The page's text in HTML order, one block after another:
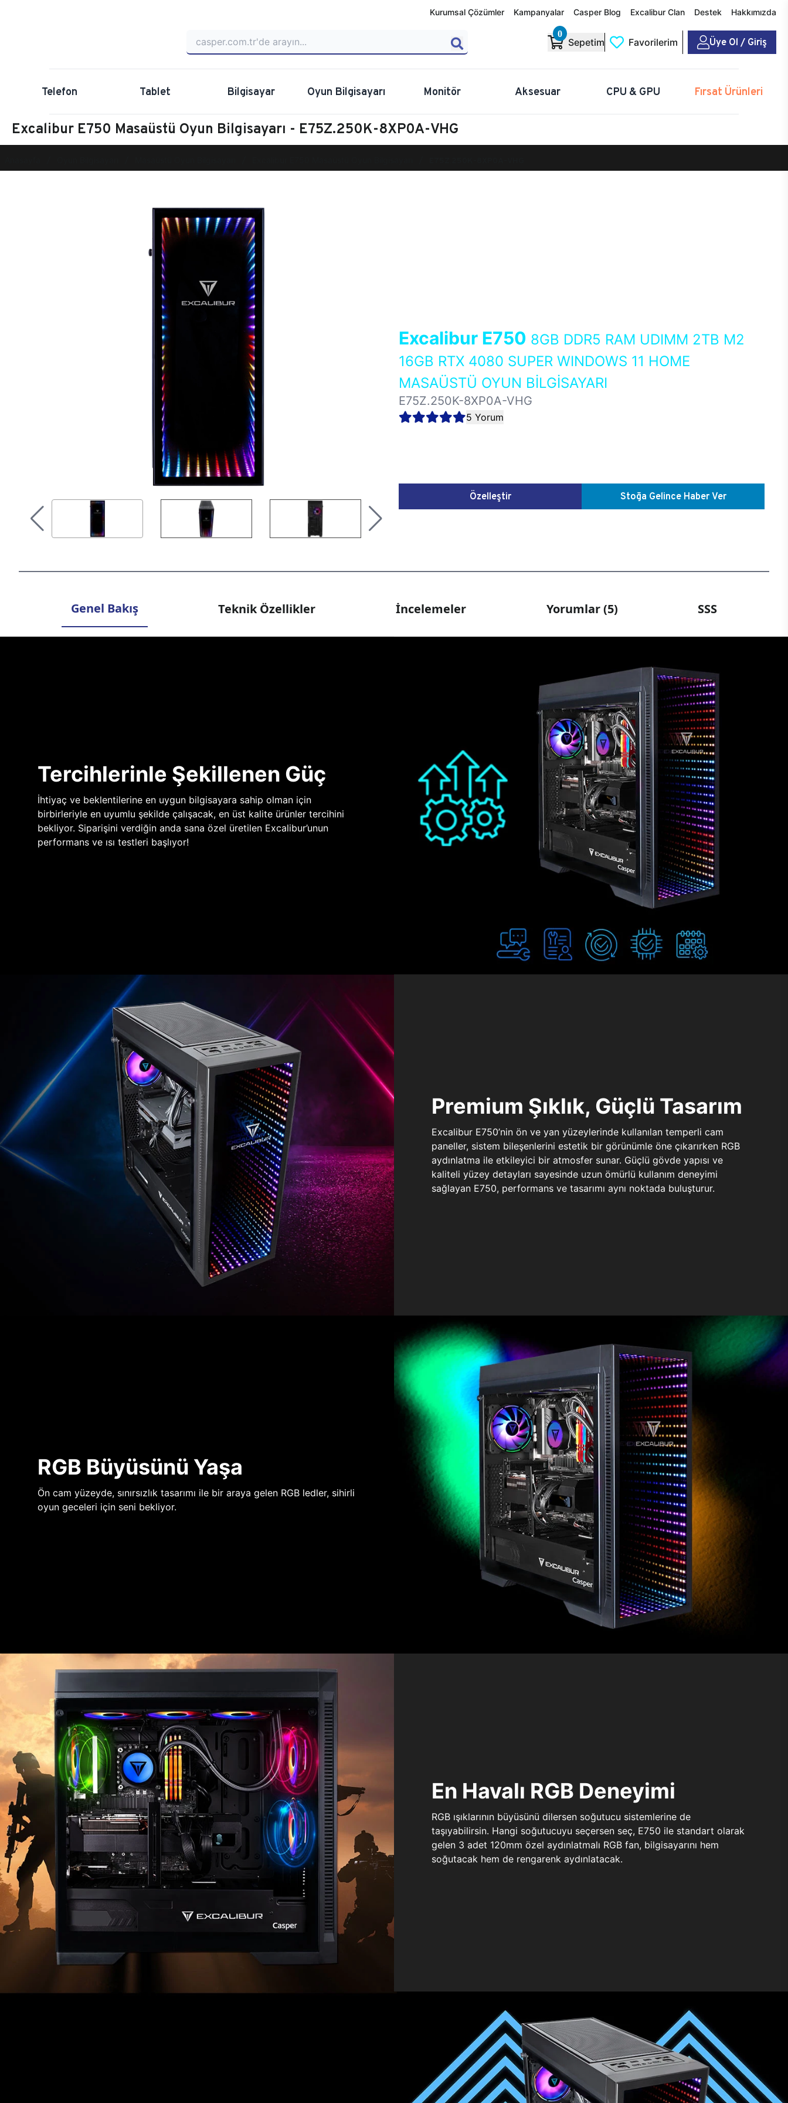
Kurumsal Çözümler Kampanyalar Casper Blog Excalibur Clan Destek Hakkımızda
0
Sepetim Favorilerim Üye Ol / Giriş
Telefon Tablet Bilgisayar Oyun Bilgisayarı Monitör Aksesuar CPU & GPU Fırsat Ürünleri
Excalibur E750 Masaüstü Oyun Bilgisayarı - E75Z.250K-8XP0A-VHG
Excalibur E750 8GB DDR5 RAM UDIMM 2TB M2
16GB RTX 4080 SUPER WINDOWS 11 HOME
MASAÜSTÜ OYUN BİLGİSAYARI
E75Z.250K-8XP0A-VHG
5 Yorum
Özelleştir Stoğa Gelince Haber Ver
Genel Bakış Teknik Özellikler İncelemeler Yorumlar (5) SSS
Tercihlerinle Şekillenen Güç
İhtiyaç ve beklentilerine en uygun bilgisayara sahip olman için
birbirleriyle en uyumlu şekilde çalışacak, en üst kalite ürünler tercihini
bekliyor. Siparişini verdiğin anda sana özel üretilen Excalibur’unun
performans ve ısı testleri başlıyor!
Premium Şıklık, Güçlü Tasarım
Excalibur E750’nin ön ve yan yüzeylerinde kullanılan temperli cam
paneller, sistem bileşenlerini estetik bir görünümle öne çıkarırken RGB
aydınlatma ile etkileyici bir atmosfer sunar. Güçlü gövde yapısı ve
kaliteli yüzey detayları sayesinde uzun ömürlü kullanım deneyimi
sağlayan E750, performans ve tasarımı aynı noktada buluşturur.
RGB Büyüsünü Yaşa
Ön cam yüzeyde, sınırsızlık tasarımı ile bir araya gelen RGB ledler, sihirli
oyun geceleri için seni bekliyor.
En Havalı RGB Deneyimi
RGB ışıklarının büyüsünü dilersen soğutucu sistemlerine de
taşıyabilirsin. Hangi soğutucuyu seçersen seç, E750 ile standart olarak
gelen 3 adet 120mm özel aydınlatmalı RGB fan, bilgisayarını hem
soğutacak hem de rengarenk aydınlatacak.